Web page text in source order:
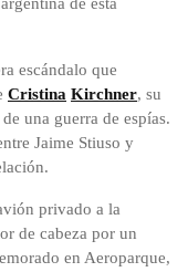
escándalo que
Cristina Kirchner, su
una guerra de espías.
Jaime Stiuso y
privado a la
de cabeza por un
en Aeroparque,